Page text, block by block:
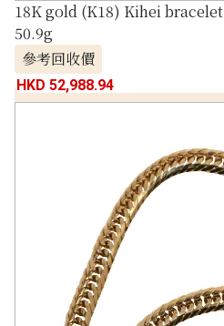
18K gold (K18) Kihei bracelet
50.9g
參考回收價
HKD 52,988.94